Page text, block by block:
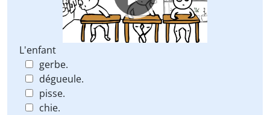
L'enfant
gerbe.
dégueule.
pisse.
chie.